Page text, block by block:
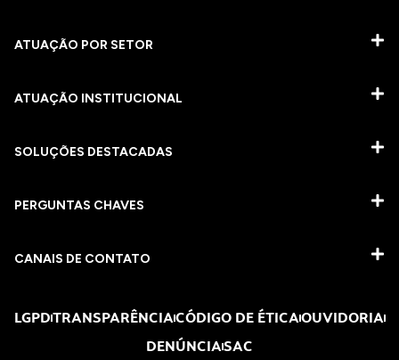
ATUAÇÃO POR SETOR
ATUAÇÃO INSTITUCIONAL
SOLUÇÕES DESTACADAS
PERGUNTAS CHAVES​
CANAIS DE CONTATO
LGPDTRANSPARÊNCIACÓDIGO DE ÉTICAOUVIDORIA
DENÚNCIASAC